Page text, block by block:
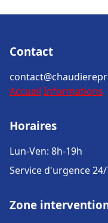
Contact
Accueil Informations
Horaires
Lun-Ven: 8h-19h
Service d'urgence
Zone